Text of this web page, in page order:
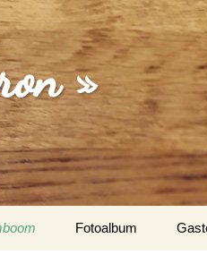
»
Fotoalbum